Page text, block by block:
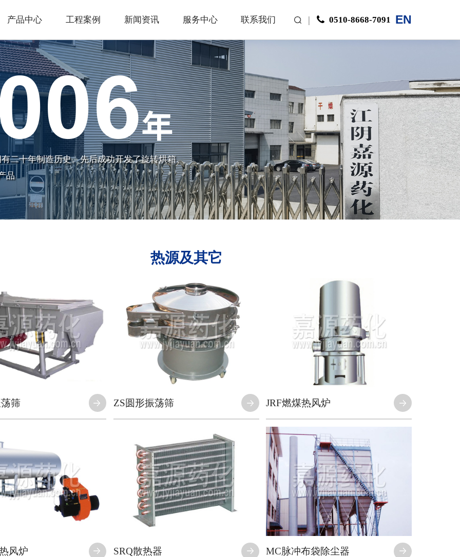
EN
0510-8668-7091
|
产品中心 工程案例 新闻资讯 服务中心 联系我们
二十年制造历史。先后成功开发了旋转烘箱、
品
热源及其它
筛 ZS圆形振荡筛 JRF燃煤热风炉
风炉 SRQ散热器 MC脉冲布袋除尘器